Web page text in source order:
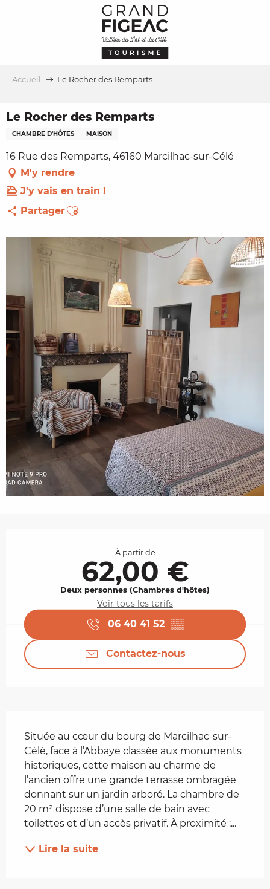
Accueil Le Rocher des Remparts
Le Rocher des Remparts
CHAMBRE D'HÔTES MAISON
16 Rue des Remparts, 46160 Marcilhac-sur-Célé
M'y rendre
J'y vais en train !
PartagerAjouter aux favoris
À partir de
62,00 €
Deux personnes (Chambres d'hôtes)
Voir tous les tarifs
06 40 41 52 ▒▒
Contactez-nous
Située au cœur du bourg de Marcilhac-sur-
Célé, face à l’Abbaye classée aux monuments
historiques, cette maison au charme de
l’ancien offre une grande terrasse ombragée
donnant sur un jardin arboré. La chambre de
20 m² dispose d’une salle de bain avec
toilettes et d’un accès privatif. À proximité :...
Lire la suite